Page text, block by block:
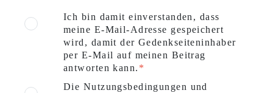
Ich bin damit einverstanden, dass
meine E-Mail-Adresse gespeichert
wird, damit der Gedenkseiteninhaber
per E-Mail auf meinen Beitrag
antworten kann.
Die Nutzungsbedingungen und